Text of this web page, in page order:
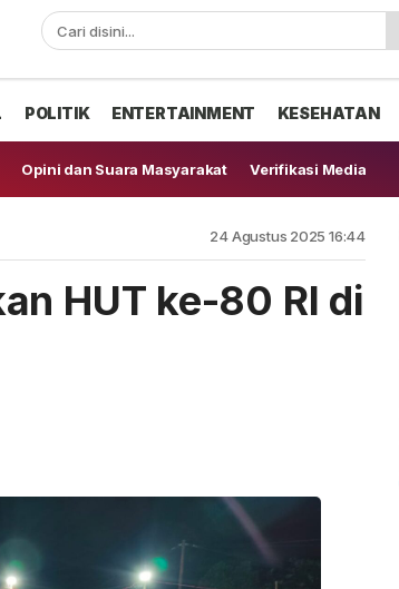
POLITIK ENTERTAINMENT KESEHATAN
Opini dan Suara Masyarakat Verifikasi Media
24 Agustus 2025 16:44
HUT ke-80 RI di